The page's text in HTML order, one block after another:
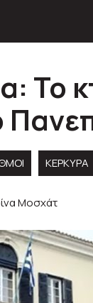
Το
ΚΕΡΚΥΡΑ
Μοσχάτ